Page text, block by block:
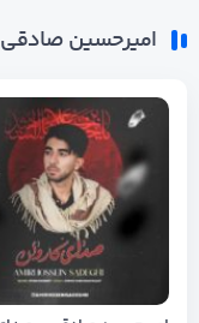
امیرحسین صادقی